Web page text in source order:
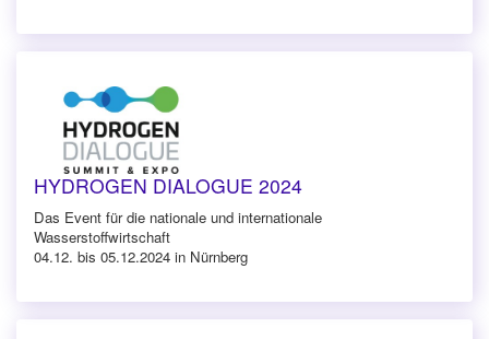
HYDROGEN DIALOGUE 2024
Das Event für die nationale und internationale
Wasserstoffwirtschaft
04.12. bis 05.12.2024 in Nürnberg